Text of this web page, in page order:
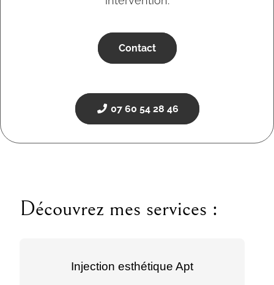
Contact
07 60 54 28 46
Découvrez mes services :
Injection esthétique Apt